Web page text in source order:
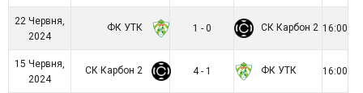
22 Червня,
2024
ФК УТК 1 - 0 СК Карбон 2 16:00
15 Червня,
2024
СК Карбон 2 4 - 1 ФК УТК 16:00